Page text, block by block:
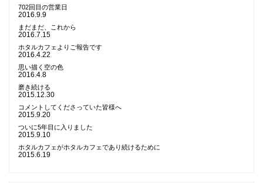
702回目の営業日
2016.9.9
まだまだ、これから
2016.7.15
ホタルカフェよりご報告です
2016.4.22
思い描く空の色
2016.4.8
磨き続ける
2015.12.30
コメントしてくださっていた皆様へ
2015.9.20
ついに5年目に入りました
2015.9.10
ホタルカフェがホタルカフェであり続けるために
2015.6.19